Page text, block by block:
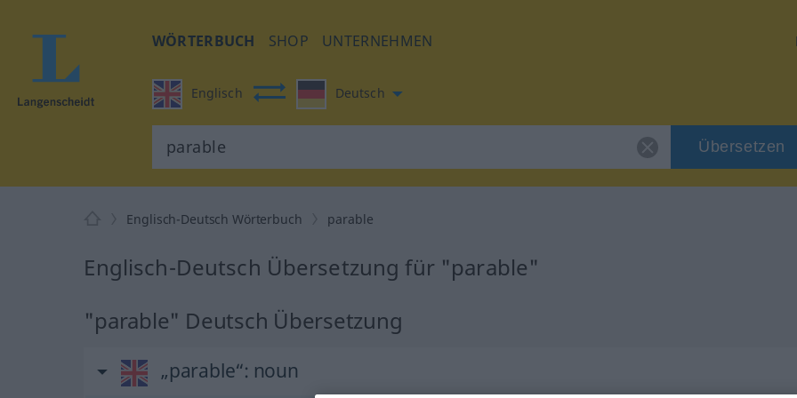
WÖRTERBUCH SHOP UNTERNEHMEN
Englisch Deutsch
Übersetzen
Englisch-Deutsch Wörterbuch parable
Englisch-Deutsch Übersetzung für "parable"
"parable" Deutsch Übersetzung
„parable“: noun